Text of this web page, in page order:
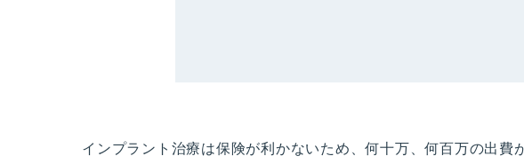
インプラント治療は保険が利かないため、何十万、何百万の出費